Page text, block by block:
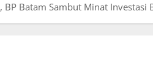
BP Batam Sambut Minat Investasi